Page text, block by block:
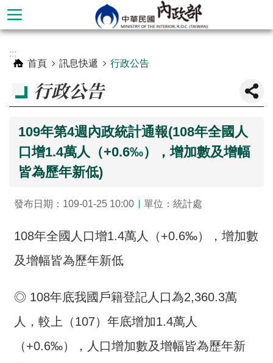
跳到主要內容區塊
階
本
部
題
:::
首頁
訊息快遞 行政公告
行政公告
109年第4週內政統計通報(108年全國人
口增1.4萬人（+0.6‰），增加數及增幅
皆為歷年新低)
發布日期：109-01-25 10:00 單位：統計處
108年全國人口增1.4萬人（+0.6‰），增加數
及增幅皆為歷年新低
◎ 108年底我國戶籍登記人口為2,360.3萬
人，較上（107）年底增加1.4萬人
（+0.6‰），人口增加數及增幅皆為歷年新